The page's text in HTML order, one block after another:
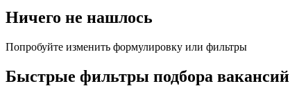
Ничего не нашлось
Попробуйте изменить формулировку или фильтры
Быстрые фильтры подбора вакансий